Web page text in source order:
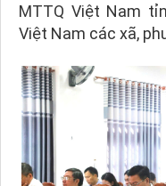
MTTQ Việt Nam
Việt Nam các xã,